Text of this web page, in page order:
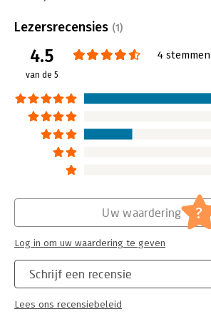
Bestandsformaat:
epub
Uitgever:
HarperCollins Holland
Verschijningsdatum:
Hoofdrubriek:
Lezersrecensies (1)
4.5
van de 5
4 stemmen
Schrijf een recensie
Lees ons recensiebeleid
Uw waardering ?
Log in om uw waardering te geven